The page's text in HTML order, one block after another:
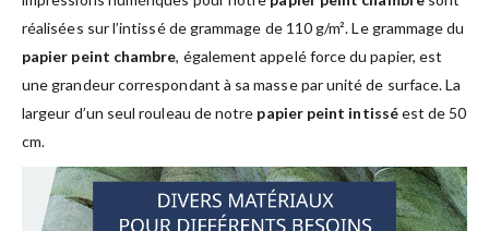
réalisées sur l’intissé de grammage de 110 g/m². Le grammage du
papier peint chambre, également appelé force du papier, est
une grandeur correspondant à sa masse par unité de surface. La
largeur d’un seul rouleau de notre papier peint intisséest de 50
cm.